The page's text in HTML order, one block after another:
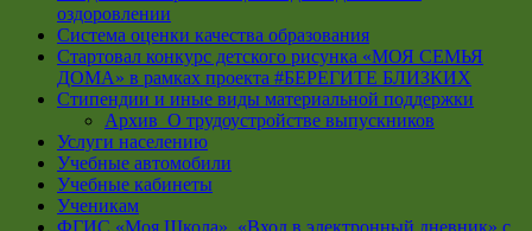
оздоровлении
Система оценки качества образования
Стартовал конкурс детского рисунка «МОЯ СЕМЬЯ
ДОМА» в рамках проекта #БЕРЕГИТЕ БЛИЗКИХ
Стипендии и иные виды материальной поддержки
Архив_О трудоустройстве выпускников
Услуги населению
Учебные автомобили
Учебные кабинеты
Ученикам
ФГИС «Моя Школа», «Вход в электронный дневник» с